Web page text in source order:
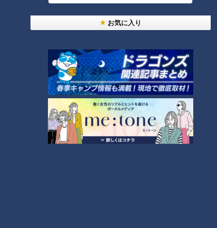
お気に入り
「新感覚のミルクレープ。その概念を覆すような」
（レポーター）
「ぜんぜん想像（したミルクレープ）と違った！積み重なって
（名古屋情報通編集長・アスカイさん）
「お店の名前も『マイフラワー』」
2022年にリニューアルした名古屋市「mozo ワンダーシテ
ィ」にある、ミルクレープ専門店「マイフラワー」。帯状に焼
いた極薄のクレープ生地で生クリームや様々なフルーツを巻き
込んで作る進化系ミルクレープが話題です。